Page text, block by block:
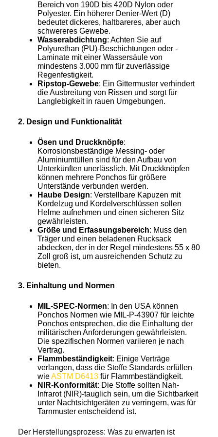
Bereich von 190D bis 420D Nylon oder
Polyester. Ein höherer Denier-Wert (D)
bedeutet dickeres, haltbareres, aber auch
schwereres Gewebe.
Wasserabdichtung: Achten Sie auf
Polyurethan (PU)-Beschichtungen oder -
Laminate mit einer Wassersäule von
mindestens 3.000 mm für zuverlässige
Regenfestigkeit.
Ripstop-Gewebe: Ein Gittermuster verhindert
die Ausbreitung von Rissen und sorgt für
Langlebigkeit in rauen Umgebungen.
2. Design und Funktionalität
Ösen und Druckknöpfe:
Korrosionsbeständige Messing- oder
Aluminiumtüllen sind für den Aufbau von
Unterkünften unerlässlich. Mit Druckknöpfen
können mehrere Ponchos für größere
Unterstände verbunden werden.
Haube Design: Verstellbare Kapuzen mit
Kordelzug und Kordelverschlüssen sollen
Helme aufnehmen und einen sicheren Sitz
gewährleisten.
Größe und Erfassungsbereich: Muss den
Träger und einen beladenen Rucksack
abdecken, der in der Regel mindestens 55 x 80
Zoll groß ist, um ausreichenden Schutz zu
bieten.
3. Einhaltung und Normen
MIL-SPEC-Normen: In den USA können
Ponchos Normen wie MIL-P-43907 für leichte
Ponchos entsprechen, die die Einhaltung der
militärischen Anforderungen gewährleisten.
Die spezifischen Normen variieren je nach
Vertrag.
Flammbeständigkeit: Einige Verträge
verlangen, dass die Stoffe Standards erfüllen
wieASTM D6413für Flammbeständigkeit.
NIR-Konformität: Die Stoffe sollten Nah-
Infrarot (NIR)-tauglich sein, um die Sichtbarkeit
unter Nachtsichtgeräten zu verringern, was für
Tarnmuster entscheidend ist.
Der Herstellungsprozess: Was zu erwarten ist